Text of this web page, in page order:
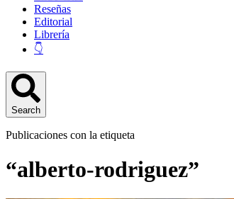
Reseñas
Editorial
Librería
👇
Search
Publicaciones con la etiqueta
“alberto-rodriguez”